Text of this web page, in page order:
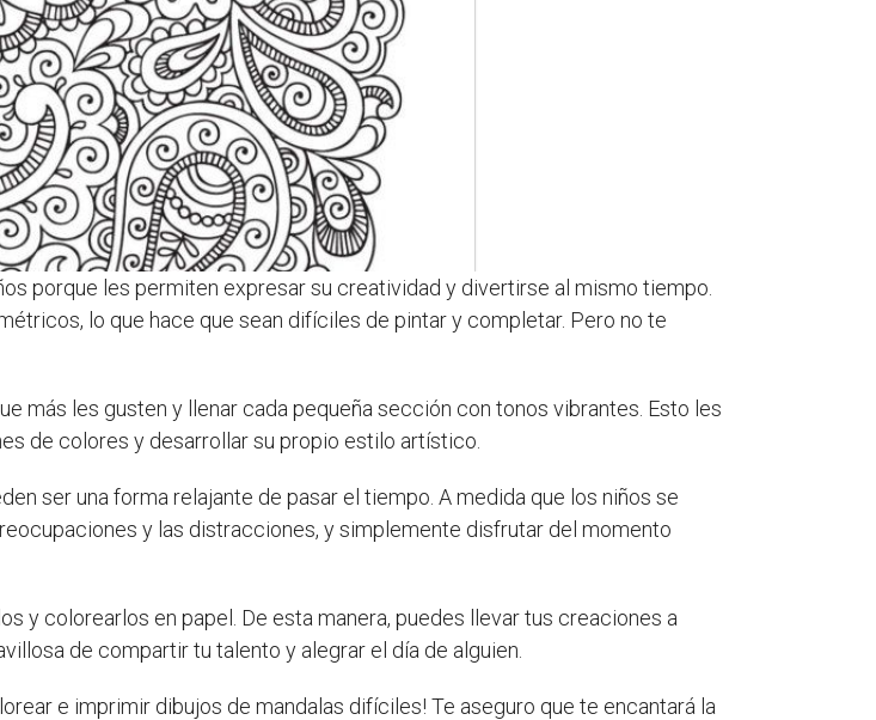
porque les permiten expresar su creatividad y divertirse al mismo tiempo.
lo que hace que sean difíciles de pintar y completar. Pero no te
más les gusten y llenar cada pequeña sección con tonos vibrantes. Esto les
de colores y desarrollar su propio estilo artístico.
ser una forma relajante de pasar el tiempo. A medida que los niños se
y las distracciones, y simplemente disfrutar del momento
y colorearlos en papel. De esta manera, puedes llevar tus creaciones a
de compartir tu talento y alegrar el día de alguien.
e imprimir dibujos de mandalas difíciles! Te aseguro que te encantará la